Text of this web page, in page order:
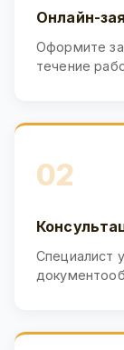
Онлайн-
Оформите
течение
02
Специалист